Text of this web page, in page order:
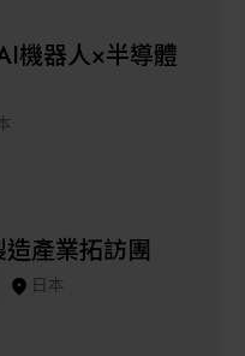
機器人×半導體
產業拓訪團
日本